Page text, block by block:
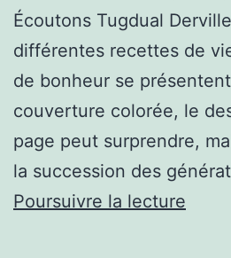
Écoutons Tugdual
différentes recettes de
de bonheur se
couverture colorée, le
page peut surprendre,
la succession des
Poursuivre la lecture